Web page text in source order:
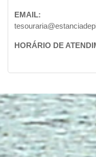
EMAIL:
HORÁRIO DE